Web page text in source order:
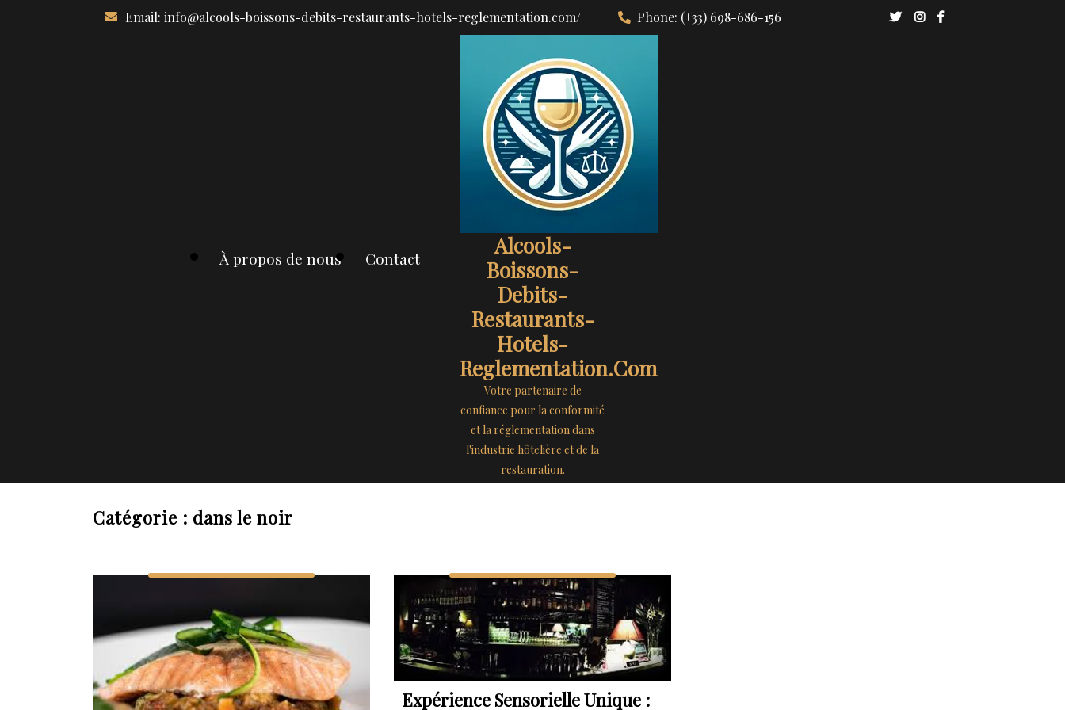
Email: info@alcools-boissons-debits-restaurants-hotels-reglementation.com/ Phone: (+33) 698-686-156
À propos de nous Contact
Alcools-
Boissons-
Debits-
Restaurants-
Hotels-
Reglementation.com
Votre partenaire de
confiance pour la conformité
et la réglementation dans
l'industrie hôtelière et de la
restauration.
Catégorie : dans le noir
Expérience Sensorielle Unique :